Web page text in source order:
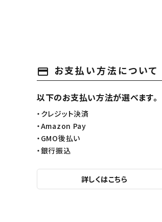
payment お支払い方法について
以下のお支払い方法が選べます。
・クレジット決済
・Amazon Pay
・GMO後払い
・銀行振込
詳しくはこちら